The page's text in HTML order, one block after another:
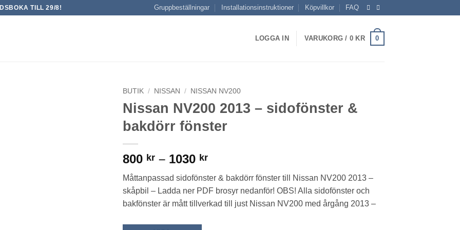
TILL 29/8! Gruppbeställningar Installationsinstruktioner Köpvillkor FAQ
LOGGA IN VARUKORG / 0 KR 0
BUTIK / NISSAN / NISSAN NV200
Nissan NV200 2013 – sidofönster &
bakdörr fönster
800 kr – 1030 krPrisintervall:
till
1030 kr
Måttanpassad sidofönster & bakdörr fönster till Nissan NV200 2013 –
skåpbil – Ladda ner PDF brosyr nedanför! OBS! Alla sidofönster och
bakfönster är mått tillverkad till just Nissan NV200 med årgång 2013 –